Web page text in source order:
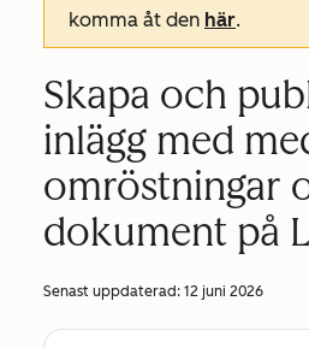
komma åt den här.
Skapa och
inlägg med
omröstningar
dokument på
Senast uppdaterad: 12 juni 2026